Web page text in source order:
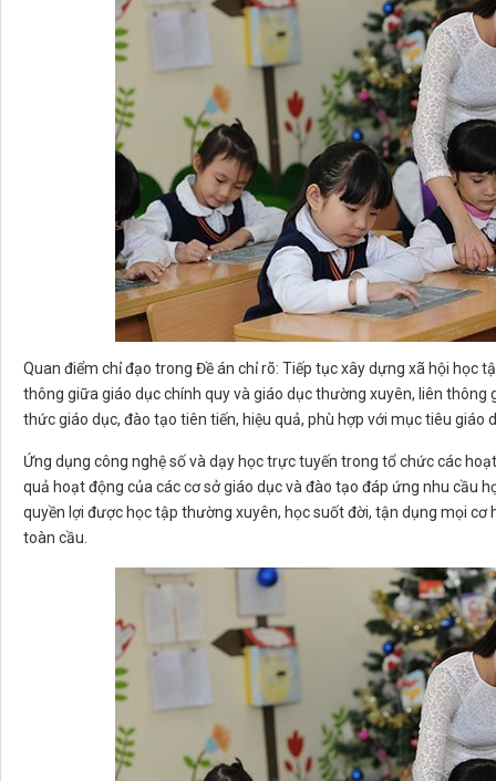
Quan điểm chỉ đạo trong Đề án chỉ rõ: Tiếp tục xây dựng xã hội học
thông giữa giáo dục chính quy và giáo dục thường xuyên, liên
thức giáo dục, đào tạo tiên tiến, hiệu quả, phù hợp với mục tiêu giáo
Ứng dụng công nghệ số và dạy học trực tuyến trong tổ chức các
quả hoạt động của các cơ sở giáo dục và đào tạo đáp ứng nhu cầu
quyền lợi được học tập thường xuyên, học suốt đời, tận dụng mọi
toàn cầu.